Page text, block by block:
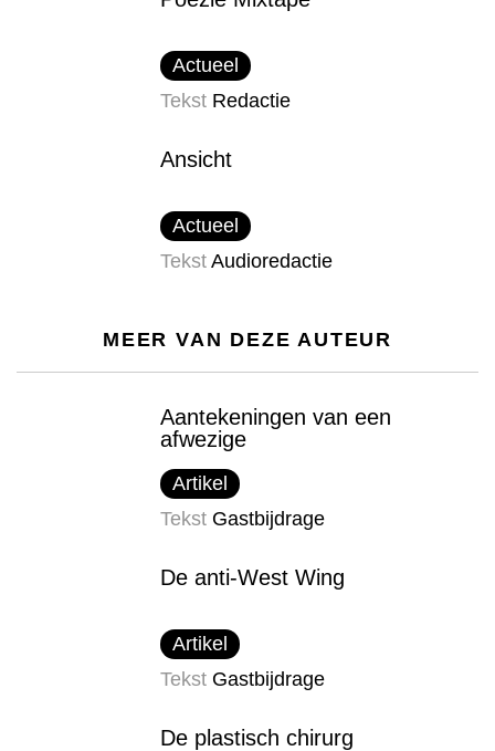
Actueel
Tekst Redactie
Ansicht
Actueel
Tekst Audioredactie
MEER VAN DEZE AUTEUR
Aantekeningen van een
afwezige
Artikel
Tekst Gastbijdrage
De anti-West Wing
Artikel
Tekst Gastbijdrage
De plastisch chirurg